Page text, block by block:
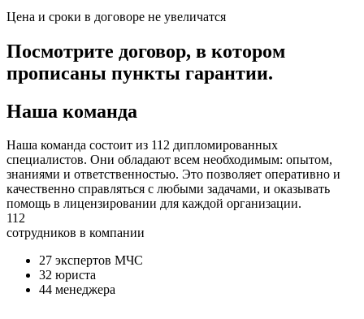
Цена и сроки в договоре не увеличатся
Посмотрите договор, в котором
прописаны пункты гарантии.
Наша команда
Наша команда состоит из 112 дипломированных
специалистов. Они обладают всем необходимым: опытом,
знаниями и ответственностью. Это позволяет оперативно и
качественно справляться с любыми задачами, и оказывать
помощь в лицензировании для каждой организации.
112
сотрудников в компании
27 экспертов МЧС
32 юриста
44 менеджера